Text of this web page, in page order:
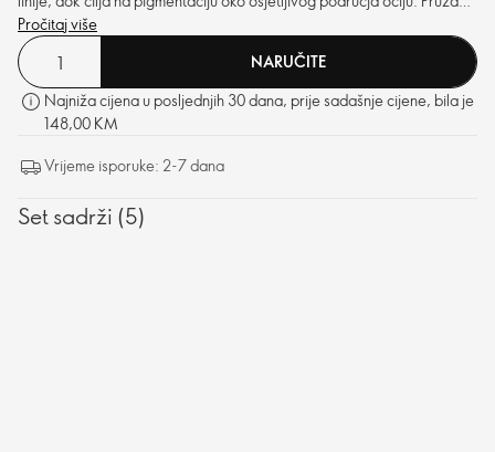
izuzetne performanse, stvarajući pun i blistav izgled kože.
Pročitaj više
NARUČITE
Najniža cijena u posljednjih 30 dana, prije sadašnje cijene, bila je
148,00 KM
Vrijeme isporuke: 2-7 dana
Set sadrži (5)